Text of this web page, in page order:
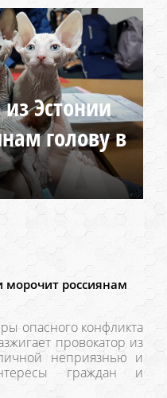
Эстонии
голову в
морочит россиянам
опасного конфликта
провокатор из
неприязнью и
граждан и